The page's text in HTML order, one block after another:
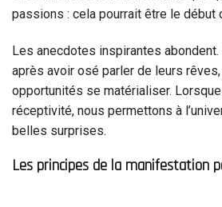
passions : cela pourrait être le début
Les anecdotes inspirantes
après avoir osé parler de leurs
opportunités se matérialiser.
réceptivité, nous permettons à
belles surprises.
Les principes de la manifestation